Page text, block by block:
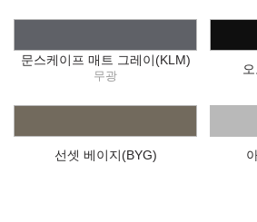
문스케이프 매트 그레이(KLM)
무광
선셋 베이지(BYG)